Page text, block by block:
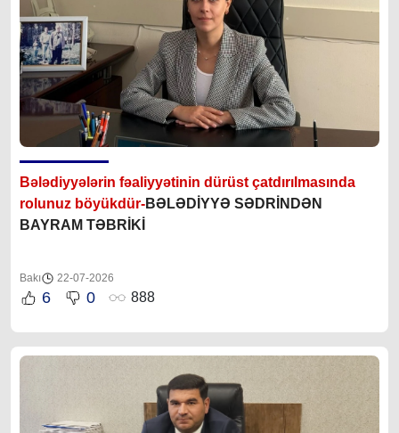
Bələdiyyələrin fəaliyyətinin dürüst çatdırılmasında
rolunuz böyükdür-BƏLƏDİYYƏ SƏDRİNDƏN
BAYRAM TƏBRİKİ
Bakı 22-07-2026
6 0 888